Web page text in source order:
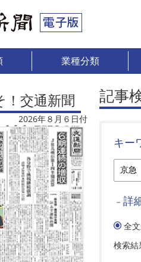
業種分類
！交通新聞
2026年８月６日付
記事
キー
－ 詳
全
検索結